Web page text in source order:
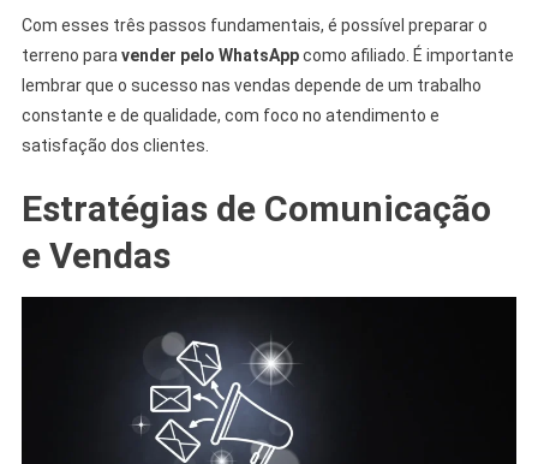
Com esses três passos fundamentais, é possível preparar o
terreno paravender pelo WhatsAppcomo afiliado. É importante
lembrar que o sucesso nas vendas depende de um trabalho
constante e de qualidade, com foco no atendimento e
satisfação dos clientes.
Estratégias de Comunicação
e Vendas